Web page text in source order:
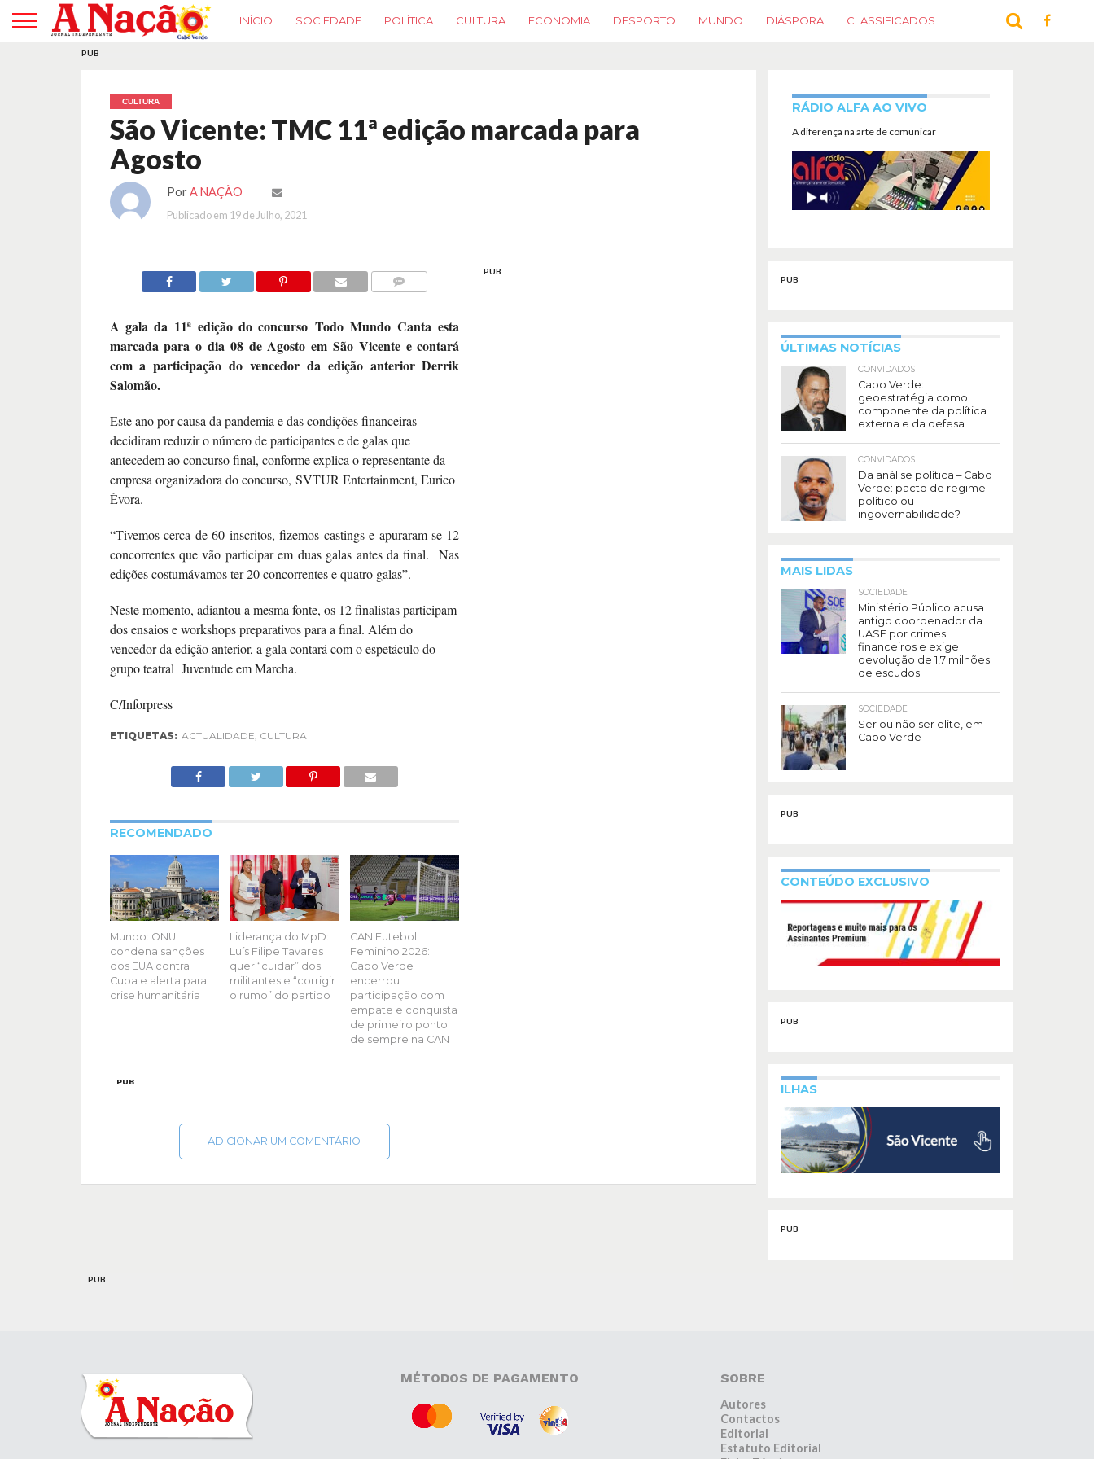
INÍCIO SOCIEDADE POLÍTICA CULTURA ECONOMIA DESPORTO MUNDO DIÁSPORA CLASSIFICADOS
PUB
CULTURA
São Vicente: TMC 11ª edição marcada para
Agosto
Por A NAÇÃO
Publicado em 19 de Julho, 2021
A gala da 11ª edição do concurso Todo Mundo Canta esta
marcada para o dia 08 de Agosto em São Vicente e contará
com a participação do vencedor da edição anterior Derrik
Salomão.
Este ano por causa da pandemia e das condições financeiras
decidiram reduzir o número de participantes e de galas que
antecedem ao concurso final, conforme explica o representante da
empresa organizadora do concurso, SVTUR Entertainment, Eurico
Évora.
“Tivemos cerca de 60 inscritos, fizemos castings e apuraram-se 12
concorrentes que vão participar em duas galas antes da final. Nas
edições costumávamos ter 20 concorrentes e quatro galas”.
Neste momento, adiantou a mesma fonte, os 12 finalistas participam
dos ensaios e workshops preparativos para a final. Além do
vencedor da edição anterior, a gala contará com o espetáculo do
grupo teatral Juventude em Marcha.
C/Inforpress
ETIQUETAS: ACTUALIDADE, CULTURA
RECOMENDADO
Mundo: ONU
condena sanções
dos EUA contra
Cuba e alerta para
crise humanitária
Liderança do MpD:
Luís Filipe Tavares
quer “cuidar” dos
militantes e “corrigir
o rumo” do partido
CAN Futebol
Feminino 2026:
Cabo Verde
encerrou
participação com
empate e conquista
de primeiro ponto
de sempre na CAN
PUB
ADICIONAR UM COMENTÁRIO
PUB
RÁDIO ALFA AO VIVO
A diferença na arte de comunicar
PUB
ÚLTIMAS NOTÍCIAS
CONVIDADOS
Cabo Verde:
geoestratégia como
componente da política
externa e da defesa
CONVIDADOS
Da análise política – Cabo
Verde: pacto de regime
político ou
ingovernabilidade?
MAIS LIDAS
SOCIEDADE
Ministério Público acusa
antigo coordenador da
UASE por crimes
financeiros e exige
devolução de 1,7 milhões
de escudos
SOCIEDADE
Ser ou não ser elite, em
Cabo Verde
PUB
CONTEÚDO EXCLUSIVO
PUB
ILHAS
PUB
PUB
MÉTODOS DE PAGAMENTO SOBRE
Autores
Contactos
Editorial
Estatuto Editorial